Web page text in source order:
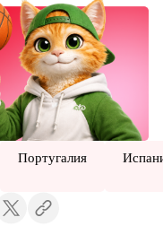
Португалия